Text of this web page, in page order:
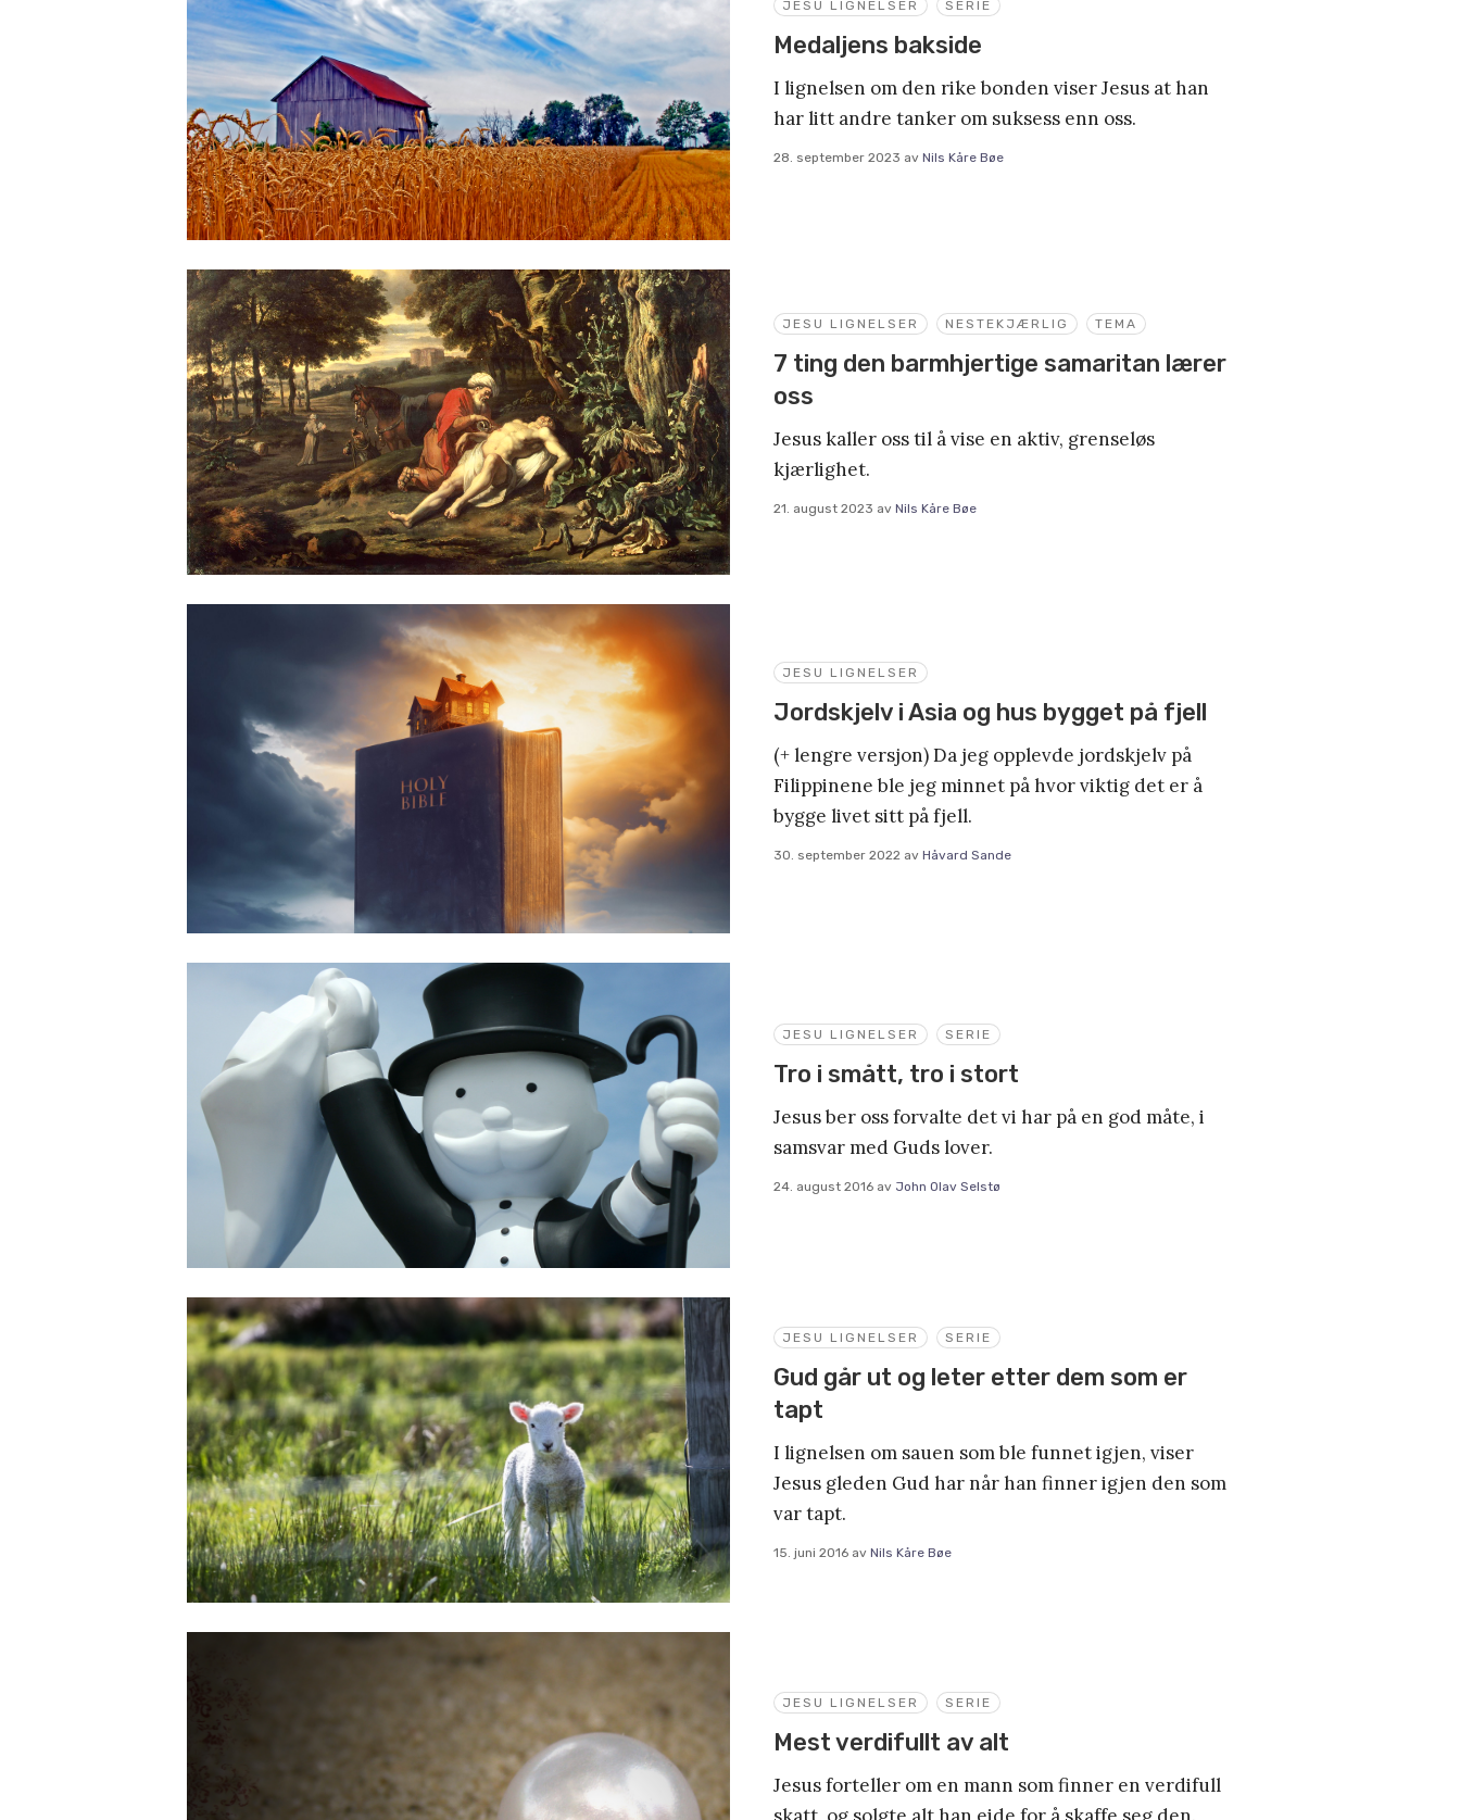
JESU LIGNELSER SERIE
Medaljens bakside
I lignelsen om den rike bonden viser Jesus at han
har litt andre tanker om suksess enn oss.
28. september 2023 av Nils Kåre Bøe
JESU LIGNELSER NESTEKJÆRLIG TEMA
7 ting den barmhjertige samaritan lærer
oss
Jesus kaller oss til å vise en aktiv, grenseløs
kjærlighet.
21. august 2023 av Nils Kåre Bøe
JESU LIGNELSER
Jordskjelv i Asia og hus bygget på fjell
(+ lengre versjon) Da jeg opplevde jordskjelv på
Filippinene ble jeg minnet på hvor viktig det er å
bygge livet sitt på fjell.
30. september 2022 av Håvard Sande
JESU LIGNELSER SERIE
Tro i smått, tro i stort
Jesus ber oss forvalte det vi har på en god måte, i
samsvar med Guds lover.
24. august 2016 av John Olav Selstø
JESU LIGNELSER SERIE
Gud går ut og leter etter dem som er
tapt
I lignelsen om sauen som ble funnet igjen, viser
Jesus gleden Gud har når han finner igjen den som
var tapt.
15. juni 2016 av Nils Kåre Bøe
JESU LIGNELSER SERIE
Mest verdifullt av alt
Jesus forteller om en mann som finner en verdifull